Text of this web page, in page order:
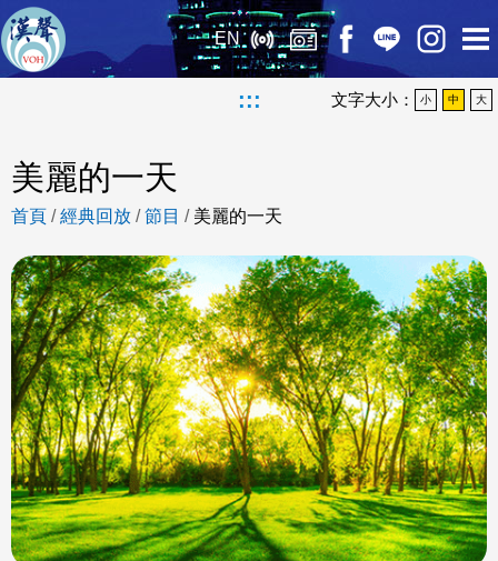
EN
::: 文字大小： 小 中 大
美麗的一天
首頁 /經典回放 /節目 / 美麗的一天